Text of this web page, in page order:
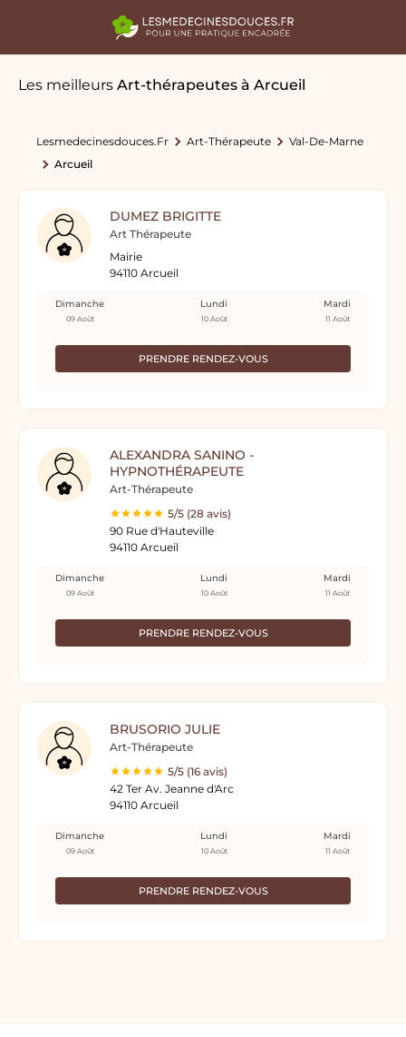
Les meilleurs Art-thérapeutes à Arcueil
Lesmedecinesdouces.fr Art-Thérapeute
Val-De-Marne
Arcueil
DUMEZ BRIGITTE
Art Thérapeute
Mairie
94110 Arcueil
PRENDRE RENDEZ-VOUS
Dimanche
09 Août
Lundi
10 Août
Mardi
11 Août
ALEXANDRA SANINO -
HYPNOTHÉRAPEUTE
Art-Thérapeute
5/5 (28 avis)
90 Rue d'Hauteville
94110 Arcueil
PRENDRE RENDEZ-VOUS
Dimanche
09 Août
Lundi
10 Août
Mardi
11 Août
BRUSORIO JULIE
Art-Thérapeute
5/5 (16 avis)
42 Ter Av. Jeanne d'Arc
94110 Arcueil
PRENDRE RENDEZ-VOUS
Dimanche
09 Août
Lundi
10 Août
Mardi
11 Août